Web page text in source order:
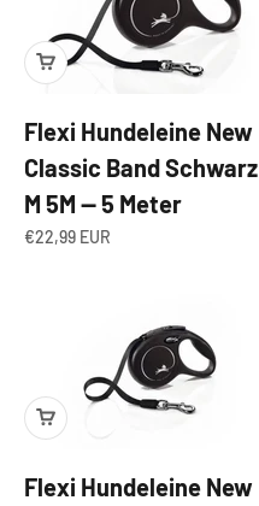
Flexi Hundeleine New
Classic Band Schwarz
M 5M — 5 Meter
Angebot
€22,99 EUR
Flexi Hundeleine New